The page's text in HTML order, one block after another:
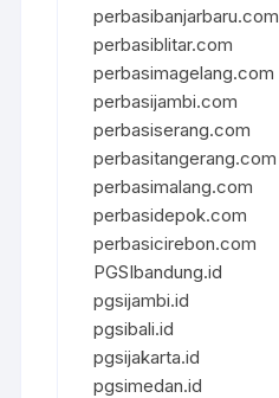
perbasibanjarbaru.com
perbasiblitar.com
perbasimagelang.com
perbasijambi.com
perbasiserang.com
perbasitangerang.com
perbasimalang.com
perbasidepok.com
perbasicirebon.com
PGSIbandung.id
pgsijambi.id
pgsibali.id
pgsijakarta.id
pgsimedan.id